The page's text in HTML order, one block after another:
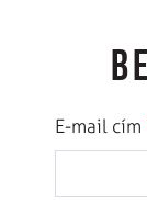
E-mail cím